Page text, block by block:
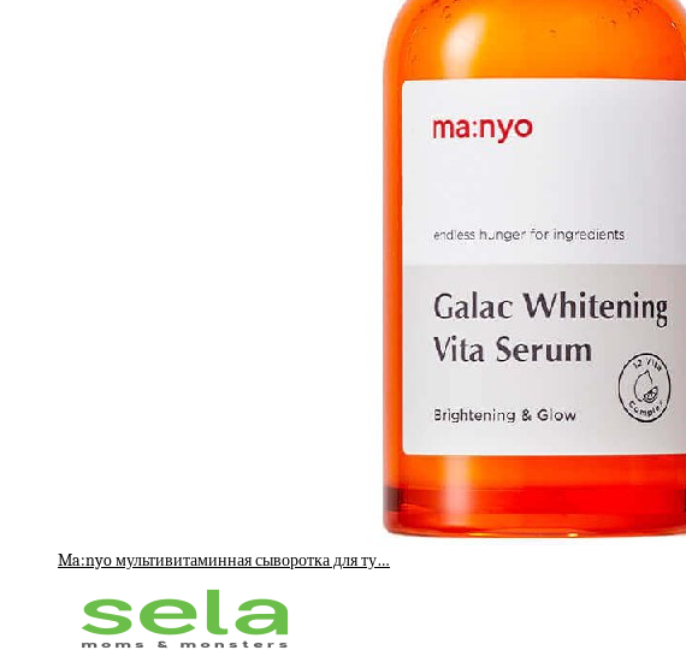
Ma:nyo мультивитаминная сыворотка для ту…